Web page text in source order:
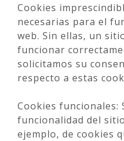
Cookies
necesarias para el
web. Sin ellas, un
funcionar
solicitamos su
respecto a estas
Cookies funcionales:
funcionalidad del
ejemplo, de cookies